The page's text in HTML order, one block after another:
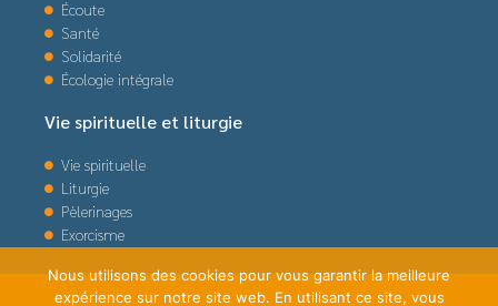
Écoute
Santé
Solidarité
Écologie intégrale
Vie spirituelle et liturgie
Vie spirituelle
Liturgie
Pèlerinages
Exorcisme
Nous utilisons des cookies pour vous garantir la meilleure
expérience sur notre site web. En utilisant ce site, vous